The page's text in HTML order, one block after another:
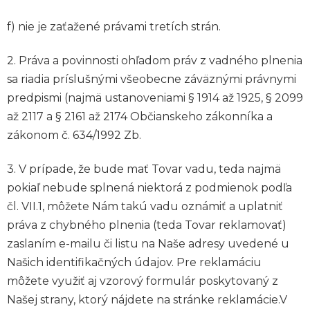
f) nie je zaťažené právami tretích strán.
2. Práva a povinnosti ohľadom práv z vadného plnenia
sa riadia príslušnými všeobecne záväznými právnymi
predpismi (najmä ustanoveniami § 1914 až 1925, § 2099
až 2117 a § 2161 až 2174 Občianskeho zákonníka a
zákonom č. 634/1992 Zb.
3. V prípade, že bude mať Tovar vadu, teda najmä
pokiaľ nebude splnená niektorá z podmienok podľa
čl. VII.1, môžete Nám takú vadu oznámiť a uplatniť
práva z chybného plnenia (teda Tovar reklamovať)
zaslaním e-mailu či listu na Naše adresy uvedené u
Našich identifikačných údajov. Pre reklamáciu
môžete využiť aj vzorový formulár poskytovaný z
Našej strany, ktorý nájdete na stránke reklamácie.V